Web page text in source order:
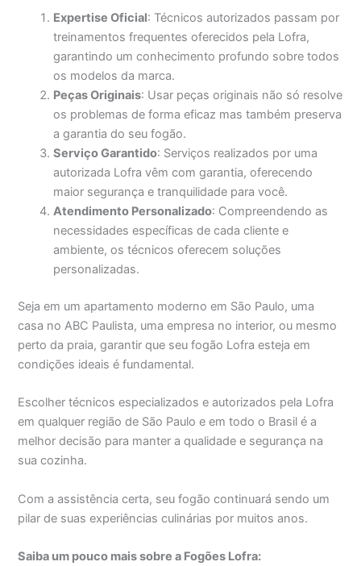
Expertise Oficial: Técnicos autorizados passam por
treinamentos frequentes oferecidos pela Lofra,
garantindo um conhecimento profundo sobre todos
os modelos da marca.
Peças Originais: Usar peças originais não só resolve
os problemas de forma eficaz mas também preserva
a garantia do seu fogão.
Serviço Garantido: Serviços realizados por uma
autorizada Lofra vêm com garantia, oferecendo
maior segurança e tranquilidade para você.
Atendimento Personalizado: Compreendendo as
necessidades específicas de cada cliente e
ambiente, os técnicos oferecem soluções
personalizadas.
Seja em um apartamento moderno em São Paulo, uma
casa no ABC Paulista, uma empresa no interior, ou mesmo
perto da praia, garantir que seu fogão Lofra esteja em
condições ideais é fundamental.
Escolher técnicos especializados e autorizados pela Lofra
em qualquer região de São Paulo e em todo o Brasil é a
melhor decisão para manter a qualidade e segurança na
sua cozinha.
Com a assistência certa, seu fogão continuará sendo um
pilar de suas experiências culinárias por muitos anos.
Saiba um pouco mais sobre a Fogões Lofra: